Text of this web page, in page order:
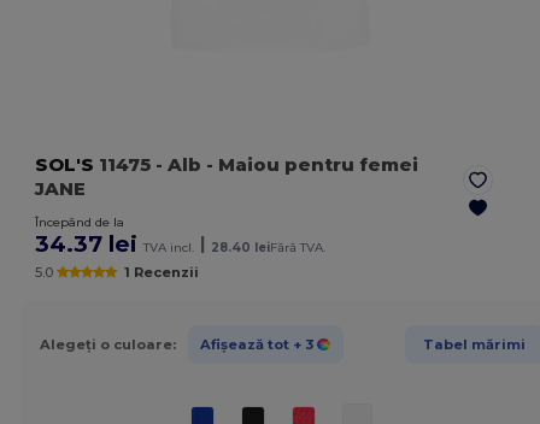
SOL'S 11475 - Alb - Maiou pentru femei
JANE
Începând de la
34.37 lei TVA incl. | 28.40 leiFără TVA.
5.0 1 Recenzii
Alegeți o culoare: Afișează tot + 3 Tabel mărimi